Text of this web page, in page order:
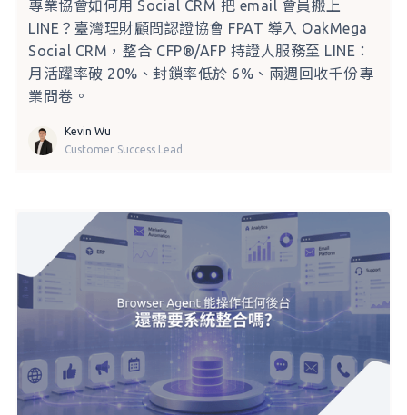
專業協會如何用 Social CRM 把 email 會員搬上
LINE？臺灣理財顧問認證協會 FPAT 導入 OakMega
Social CRM，整合 CFP®/AFP 持證人服務至 LINE：
月活躍率破 20%、封鎖率低於 6%、兩週回收千份專
業問卷。
Kevin Wu
Customer Success Lead